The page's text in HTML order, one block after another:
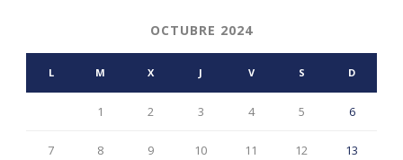
OCTUBRE 2024
L M X J V S D
1 2 3 4 5 6
7 8 9 10 11 12 13